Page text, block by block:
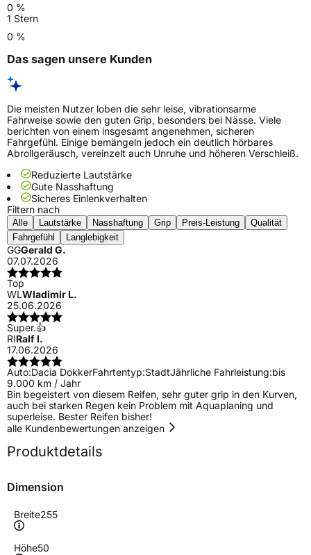
0 %
1 Stern
0 %
Das sagen unsere Kunden
Die meisten Nutzer loben die sehr leise, vibrationsarme
Fahrweise sowie den guten Grip, besonders bei Nässe. Viele
berichten von einem insgesamt angenehmen, sicheren
Fahrgefühl. Einige bemängeln jedoch ein deutlich hörbares
Abrollgeräusch, vereinzelt auch Unruhe und höheren Verschleiß.
Reduzierte Lautstärke
Gute Nasshaftung
Sicheres Einlenkverhalten
Filtern nach
Alle Lautstärke Nasshaftung Grip Preis-Leistung
Qualität
Fahrgefühl
Langlebigkeit
GGGerald G.
07.07.2026
Top
WLWladimir L.
25.06.2026
Super.👍
RIRalf I.
17.06.2026
Auto:Dacia DokkerFahrtentyp:StadtJährliche Fahrleistung:bis
9.000 km / Jahr
Bin begeistert von diesem Reifen, sehr guter grip in den Kurven,
auch bei starken Regen kein Problem mit Aquaplaning und
superleise. Bester Reifen bisher!
alle Kundenbewertungen anzeigen
Produktdetails
Dimension
Breite255
Höhe50